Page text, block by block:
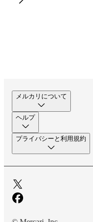
メルカリについて
ヘルプ
プライバシーと利用規約